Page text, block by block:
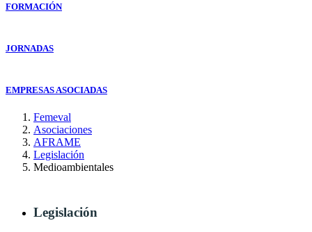
FORMACIÓN
JORNADAS
EMPRESAS ASOCIADAS
Femeval
Asociaciones
AFRAME
Legislación
Medioambientales
Legislación